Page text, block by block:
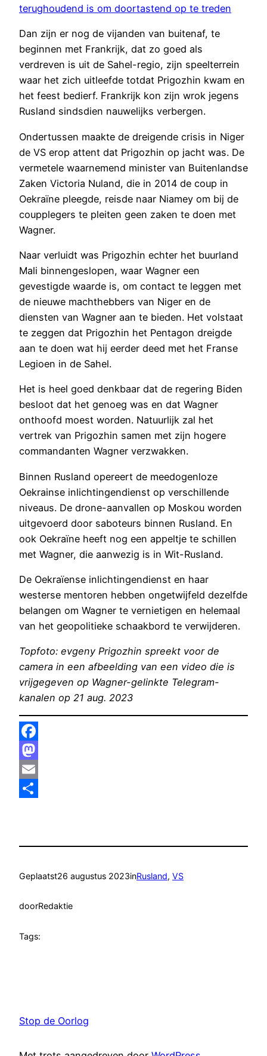
terughoudend is om doortastend op te treden
Dan zijn er nog de vijanden van buitenaf, te
beginnen met Frankrijk, dat zo goed als
verdreven is uit de Sahel-regio, zijn speelterrein
waar het zich uitleefde totdat Prigozhin kwam en
het feest bedierf. Frankrijk kon zijn wrok jegens
Rusland sindsdien nauwelijks verbergen.
Ondertussen maakte de dreigende crisis in Niger
de VS erop attent dat Prigozhin op jacht was. De
vermetele waarnemend minister van Buitenlandse
Zaken Victoria Nuland, die in 2014 de coup in
Oekraïne pleegde, reisde naar Niamey om bij de
coupplegers te pleiten geen zaken te doen met
Wagner.
Naar verluidt was Prigozhin echter het buurland
Mali binnengeslopen, waar Wagner een
gevestigde waarde is, om contact te leggen met
de nieuwe machthebbers van Niger en de
diensten van Wagner aan te bieden. Het volstaat
te zeggen dat Prigozhin het Pentagon dreigde
aan te doen wat hij eerder deed met het Franse
Legioen in de Sahel.
Het is heel goed denkbaar dat de regering Biden
besloot dat het genoeg was en dat Wagner
onthoofd moest worden. Natuurlijk zal het
vertrek van Prigozhin samen met zijn hogere
commandanten Wagner verzwakken.
Binnen Rusland opereert de meedogenloze
Oekrainse inlichtingendienst op verschillende
niveaus. De drone-aanvallen op Moskou worden
uitgevoerd door saboteurs binnen Rusland. En
ook Oekraïne heeft nog een appeltje te schillen
met Wagner, die aanwezig is in Wit-Rusland.
De Oekraïense inlichtingendienst en haar
westerse mentoren hebben ongetwijfeld dezelfde
belangen om Wagner te vernietigen en helemaal
van het geopolitieke schaakbord te verwijderen.
Topfoto: evgeny Prigozhin spreekt voor de
camera in een afbeelding van een video die is
vrijgegeven op Wagner-gelinkte Telegram-
kanalen op 21 aug. 2023
Facebook
Mastodon
Email
Geplaatst26 augustus 2023inRusland, VS
doorRedaktie
Tags:
Stop de Oorlog